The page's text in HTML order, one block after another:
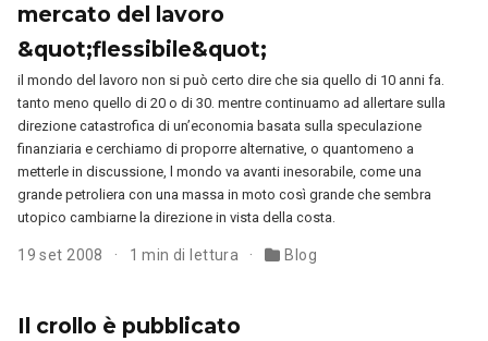
mercato del lavoro
&quot;flessibile&quot;
il mondo del lavoro non si può certo dire che sia quello di 10 anni fa.
tanto meno quello di 20 o di 30. mentre continuamo ad allertare sulla
direzione catastrofica di un’economia basata sulla speculazione
finanziaria e cerchiamo di proporre alternative, o quantomeno a
metterle in discussione, l mondo va avanti inesorabile, come una
grande petroliera con una massa in moto così grande che sembra
utopico cambiarne la direzione in vista della costa.
19 set 2008 1 min di lettura Blog
Il crollo è pubblicato